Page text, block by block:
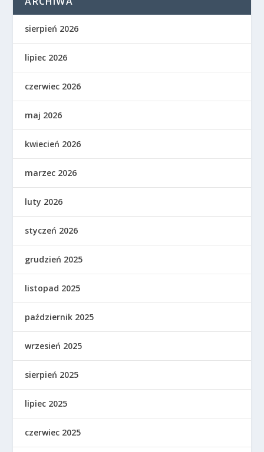
sierpień 2026
lipiec 2026
czerwiec 2026
maj 2026
kwiecień 2026
marzec 2026
luty 2026
styczeń 2026
grudzień 2025
listopad 2025
październik 2025
wrzesień 2025
sierpień 2025
lipiec 2025
czerwiec 2025